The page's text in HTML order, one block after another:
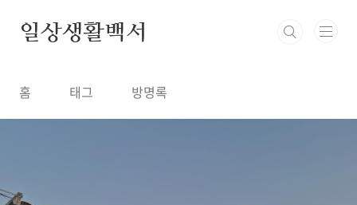
일상생활백서
홈 태그 방명록